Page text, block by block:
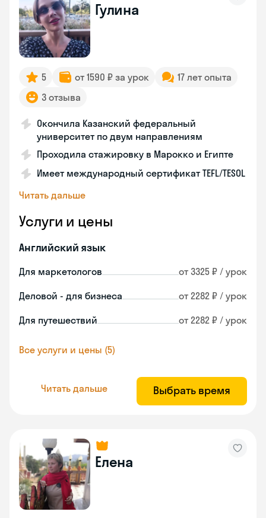
Гулина
5 от 1590 ₽ за урок
17 лет опыта
3 отзыва
Окончила Казанский федеральный
университет по двум направлениям
Проходила стажировку в Марокко и Египте
Имеет международный сертификат TEFL/TESOL
Читать дальше
Услуги и цены
Английский язык
Для маркетологов от 3325 ₽ / урок
Деловой - для бизнеса от 2282 ₽ / урок
Для путешествий от 2282 ₽ / урок
Все услуги и цены (5)
Читать дальше Выбрать время
Елена